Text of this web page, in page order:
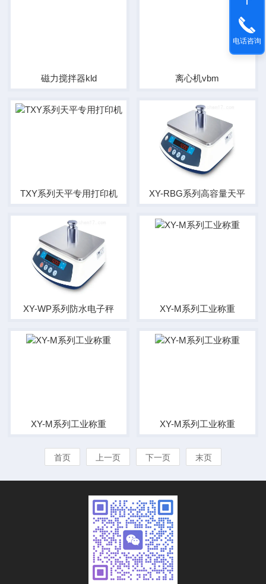
磁力搅拌器kld 离心机vbm
TXY系列天平专用打印机 XY-RBG系列高容量天平
XY-WP系列防水电子秤 XY-M系列工业称重
XY-M系列工业称重 XY-M系列工业称重
首页 上一页 下一页 末页
电话咨询